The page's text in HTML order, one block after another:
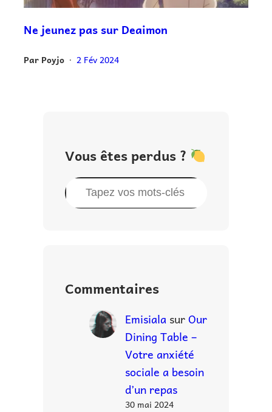
Ne jeunez pas sur Deaimon
Par Poyjo • 2 Fév 2024
Vous êtes perdus ?
R
e
c
Commentaires
EmisialasurOur
Dining Table –
Votre anxiété
sociale a besoin
d’un repas
30 mai 2024